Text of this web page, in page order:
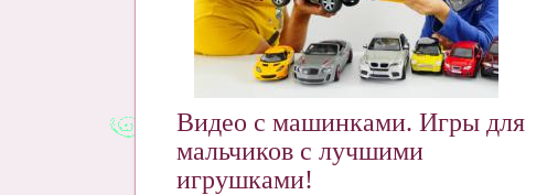
Видео с машинками. Игры для
мальчиков с лучшими
игрушками!